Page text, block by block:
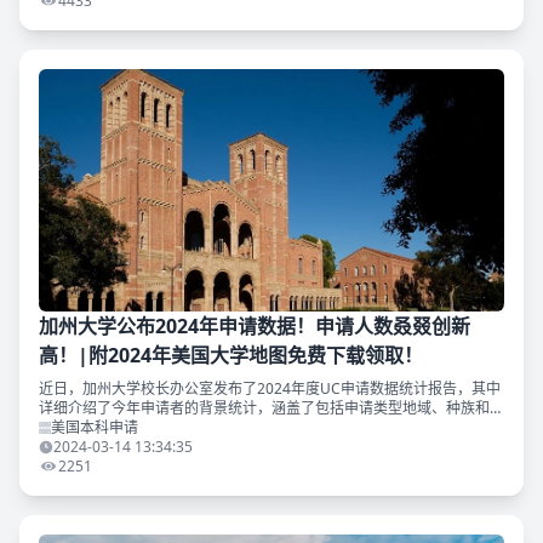
加州大学公布2024年申请数据！申请人数叒叕创新
高！|附2024年美国大学地图免费下载领取！
近日，加州大学校长办公室发布了2024年度UC申请数据统计报告，其中
详细介绍了今年申请者的背景统计，涵盖了包括申请类型地域、种族和性
别等数据信息。基于加州大学的报告，本文总结提炼了一些关键点，希望
对想申请加州系大
美国本科申请
2024-03-14 13:34:35
2251